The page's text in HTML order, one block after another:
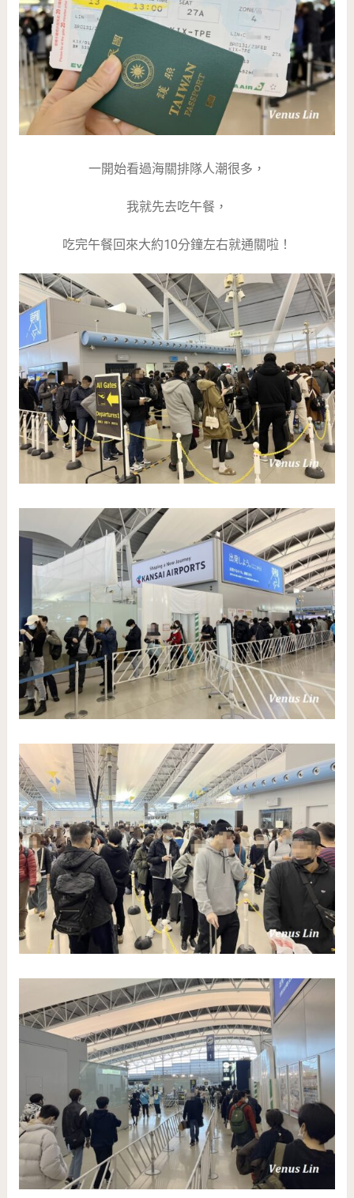
一開始看過海關排隊人潮很多，
我就先去吃午餐，
吃完午餐回來大約10分鐘左右就通關啦！